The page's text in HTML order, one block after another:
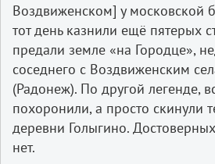
Воздвиженском] у московской
тот день казнили ещё пятерых
предали земле «на Городце»,
соседнего с Воздвиженским
(Радонеж). По другой легенде,
похоронили, а просто скинули
деревни Голыгино.
нет.